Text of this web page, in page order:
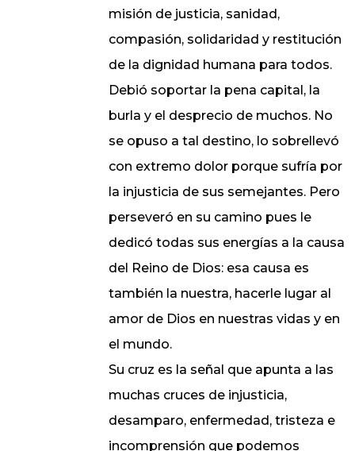
misión de justicia, sanidad,
compasión, solidaridad y restitución
de la dignidad humana para todos.
Debió soportar la pena capital, la
burla y el desprecio de muchos. No
se opuso a tal destino, lo sobrellevó
con extremo dolor porque sufría por
la injusticia de sus semejantes. Pero
perseveró en su camino pues le
dedicó todas sus energías a la causa
del Reino de Dios: esa causa es
también la nuestra, hacerle lugar al
amor de Dios en nuestras vidas y en
el mundo.
Su cruz es la señal que apunta a las
muchas cruces de injusticia,
desamparo, enfermedad, tristeza e
incomprensión que podemos